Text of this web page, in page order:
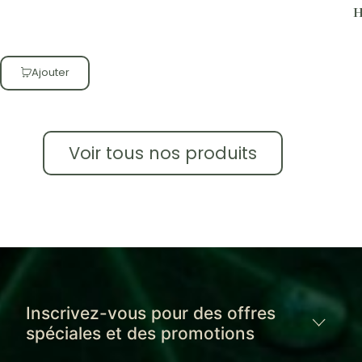
Ajouter
Voir tous nos produits
Inscrivez-vous pour des offres
spéciales et des promotions